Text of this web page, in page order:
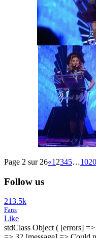
Page 2 sur 26«1 2345…1020
Follow us
213.5k
Fans
Like
stdClass Object ( [errors]